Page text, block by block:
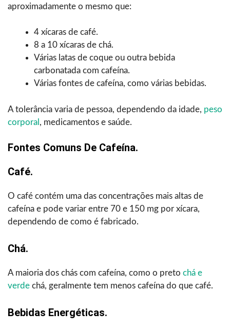
aproximadamente o mesmo que:
4 xícaras de café.
8 a 10 xícaras de chá.
Várias latas de coque ou outra bebida
carbonatada com cafeína.
Várias fontes de cafeína, como várias bebidas.
A tolerância varia de pessoa, dependendo da idade, peso
corporal , medicamentos e saúde.
Fontes Comuns De Cafeína.
Café.
O café contém uma das concentrações mais altas de
cafeína e pode variar entre 70 e 150 mg por xícara,
dependendo de como é fabricado.
Chá.
A maioria dos chás com cafeína, como o preto chá e
verde chá, geralmente tem menos cafeína do que café.
Bebidas Energéticas.